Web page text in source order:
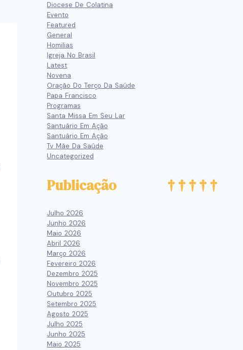
Diocese De Colatina
Evento
Featured
General
Homilias
Igreja No Brasil
Latest
Novena
Oração Do Terço Da Saúde
Papa Francisco
Programas
Santa Missa Em Seu Lar
Santuário Em Ação
Santuário Em Ação
Tv Mãe Da Saúde
Uncategorized
Publicação
Julho 2026
Junho 2026
Maio 2026
Abril 2026
Março 2026
Fevereiro 2026
Dezembro 2025
Novembro 2025
Outubro 2025
Setembro 2025
Agosto 2025
Julho 2025
Junho 2025
Maio 2025